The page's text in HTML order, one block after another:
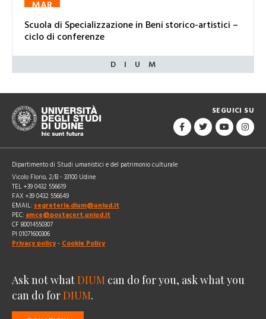
MAR
Scuola di Specializzazione in Beni storico-artistici –
ciclo di conferenze
SEGUICI SU
Dipartimento di Studi umanistici e del patrimonio culturale
Vicolo Florio, 2/B - 33100 Udine
TEL +39 0432 556619
FAX +39 0432 556649
EMAIL: segreteria.dium@uniud.it
PEC: amce@postacert.uniud.it
CF 80014550307
PI 01071600306
Privacy policy - Cookie Policy
Ask not whatDIUM can do for you, ask what you
can do forDIUM.